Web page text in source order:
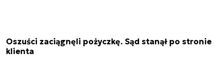
Oszuści zaciągnęli pożyczkę. Sąd stanął po stronie
klienta